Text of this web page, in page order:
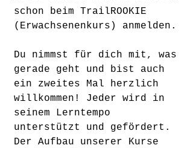
schon beim TrailROOKIE
(Erwachsenenkurs) anmelden.​
Du nimmst für dich mit, was
gerade geht und bist auch
ein zweites Mal herzlich
willkommen! Jeder wird in
seinem Lerntempo
unterstützt und gefördert.
Der Aufbau unserer Kurse